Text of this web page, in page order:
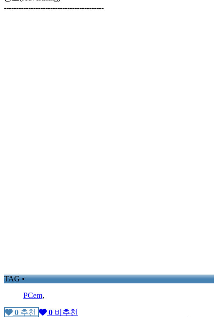
-----------------------------------------
TAG •
PCem,
0 추천 0 비추천